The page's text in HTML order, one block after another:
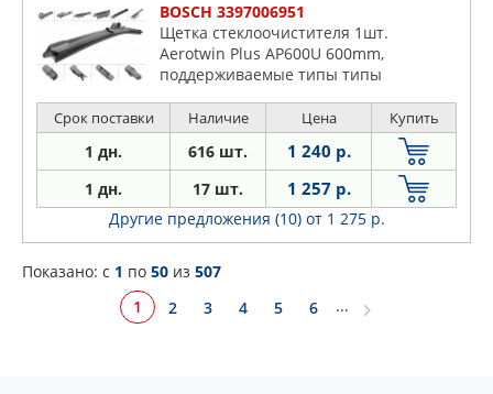
BOSCH 3397006951
Щетка стеклоочистителя 1шт.
Aerotwin Plus AP600U 600mm,
поддерживаемые типы типы
(16mm+19mm+верхнее
крепление),крепление на плоский
рычаг. Подходит на GEELY Atlas 17-
(стор.водит.)
Срок поставки Наличие Цена Купить
1 дн. 616 шт. 1 240 р.
1 дн. 17 шт. 1 257 р.
Другие предложения (10) от 1 275 р.
Показано: c 1 по 50 из 507
1
2 3 4 5 6 ...